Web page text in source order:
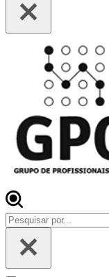
Pesquisar
por...